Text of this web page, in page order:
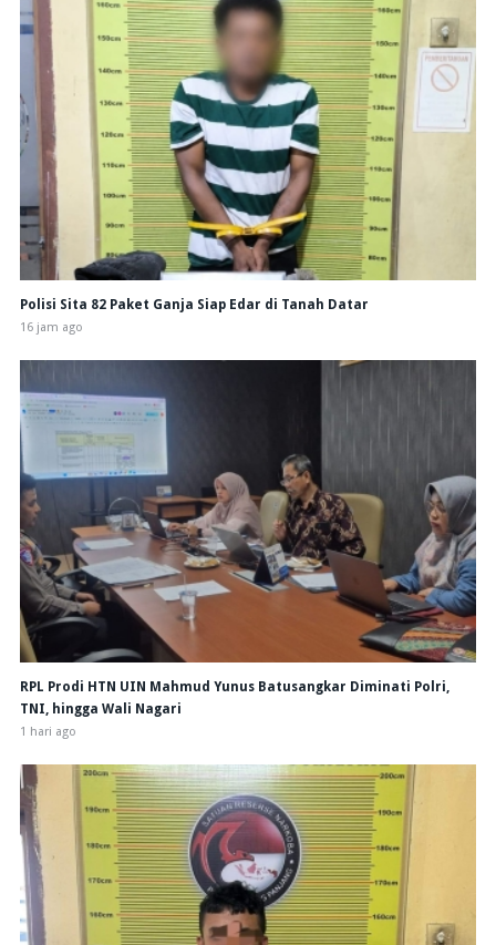
Polisi Sita 82 Paket Ganja Siap Edar di Tanah Datar
16 jam ago
RPL Prodi HTN UIN Mahmud Yunus Batusangkar Diminati Polri,
TNI, hingga Wali Nagari
1 hari ago